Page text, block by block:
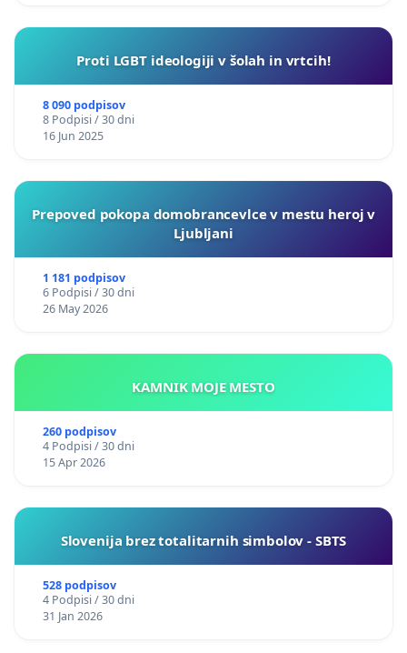
Proti LGBT ideologiji v šolah in vrtcih!
8 090 podpisov
8 Podpisi / 30 dni
16 Jun 2025
Prepoved pokopa domobrancevlce v mestu heroj v
Ljubljani
1 181 podpisov
6 Podpisi / 30 dni
26 May 2026
KAMNIK MOJE MESTO
260 podpisov
4 Podpisi / 30 dni
15 Apr 2026
Slovenija brez totalitarnih simbolov - SBTS
528 podpisov
4 Podpisi / 30 dni
31 Jan 2026